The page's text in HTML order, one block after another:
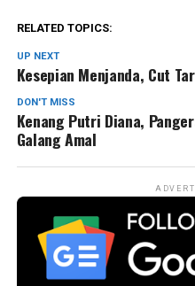
RELATED TOPICS:
UP NEXT
Kesepian Menjanda, Cut
DON'T MISS
Kenang Putri Diana,
Galang Amal